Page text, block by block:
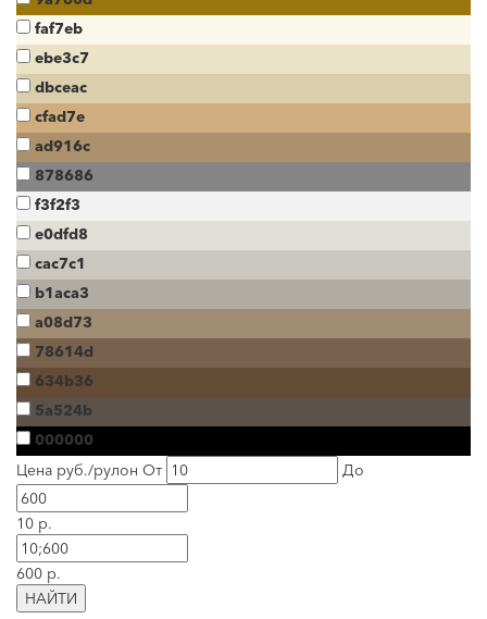
faf7eb
ebe3c7
dbceac
cfad7e
ad916c
878686
f3f2f3
e0dfd8
cac7c1
b1aca3
a08d73
78614d
634b36
5a524b
000000
Цена руб./рулон От До
10 р.
600 р.
НАЙТИ